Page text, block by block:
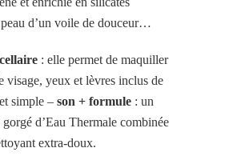
d’un voile de douceur…
: elle permet de maquiller
visage, yeux et lèvres inclus de
simple – son + formule : un
d’Eau Thermale combinée
extra-doux.